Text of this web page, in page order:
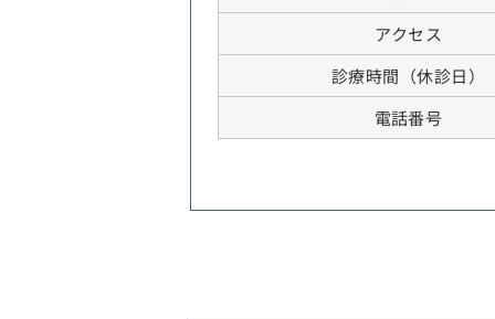
アクセス
診療時間（休診日）
電話番号